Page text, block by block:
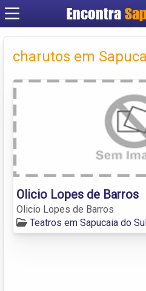
Encontra
charutos em
Olicio Lopes de Barros
Olicio Lopes de Barros
Teatros em Sapucaia do